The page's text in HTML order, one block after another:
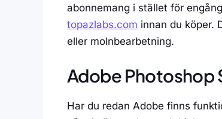
abonnemang i stället för
topazlabs.com innan du köper.
eller molnbearbetning.
Adobe Photoshop
Har du redan Adobe finns